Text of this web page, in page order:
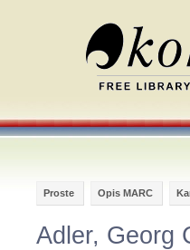
Proste Opis MARC
Adler, Georg